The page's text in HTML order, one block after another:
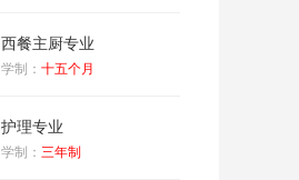
西餐主厨专业
学制： 十五个月
护理专业
学制： 三年制